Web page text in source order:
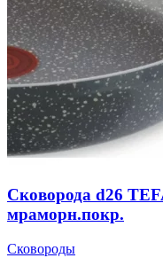
Сковорода d26
мраморн.покр.
Сковороды